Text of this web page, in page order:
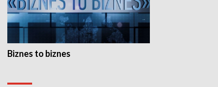
Biznes to biznes